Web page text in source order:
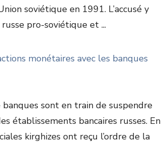
soviétique en 1991. L’accusé y
pro-soviétique et ...
monétaires avec les banques
sont en train de suspendre
établissements bancaires russes. En
kirghizes ont reçu l’ordre de la